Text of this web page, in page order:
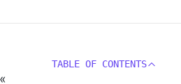
TABLE OF CONTENTS